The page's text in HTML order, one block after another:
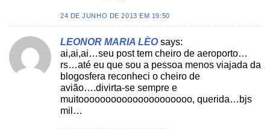
24 DE JUNHO DE 2013 EM 19:50
LEONOR MARIA LÈO says:
ai,ai,ai…seu post tem cheiro de aeroporto…
rs…até eu que sou a pessoa menos viajada da
blogosfera reconheci o cheiro de
avião….divirta-se sempre e
muitooooooooooooooooooooo, querida…bjs
mil…